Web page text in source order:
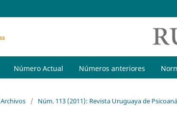
Número Actual Números anteriores
Archivos / Núm. 113 (2011): Revista Uruguaya de